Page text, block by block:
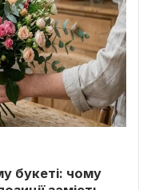
букеті: чому